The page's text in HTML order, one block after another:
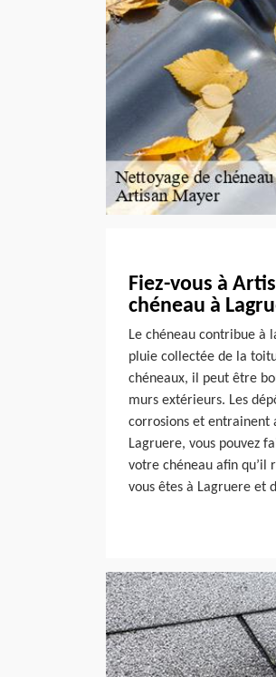
Fiez-vous à
chéneau à
Le chéneau contribue à
pluie collectée de la
chéneaux, il peut être
murs extérieurs. Les
corrosions et entrainent
Lagruere, vous pouvez
votre chéneau afin qu’il
vous êtes à Lagruere et